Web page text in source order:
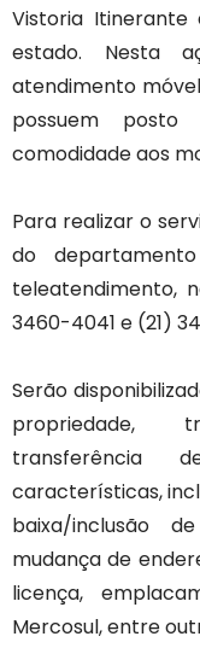
Vistoria
estado. Nesta
atendimento
possuem posto
comodidade aos
Para realizar o
do
teleatendimento,
3460-4041 e (21)
Serão
propriedade,
transferência
características,
baixa/inclusão
mudança de
licença,
Mercosul, entre